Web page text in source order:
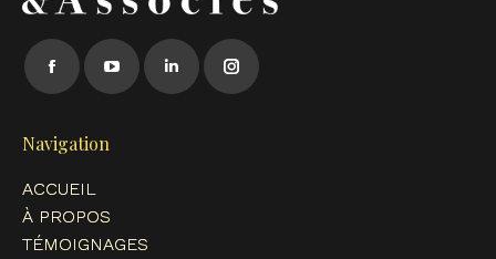
Trouvez nous sur :
Facebook
opens
new
window
YouTube
LinkedInInstagram
Navigation
ACCUEIL
À PROPOS
TÉMOIGNAGES